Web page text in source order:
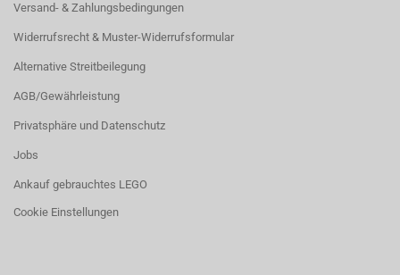
Versand- & Zahlungsbedingungen
Widerrufsrecht & Muster-Widerrufsformular
Alternative Streitbeilegung
AGB/Gewährleistung
Privatsphäre und Datenschutz
Jobs
Ankauf gebrauchtes LEGO
Cookie Einstellungen